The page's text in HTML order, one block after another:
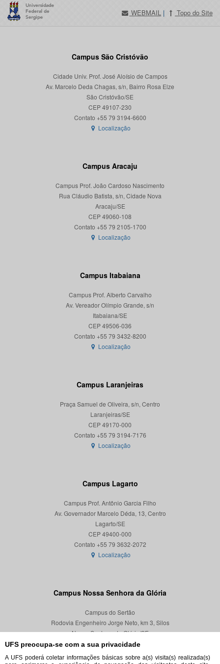
UFS preocupa-se com a sua privacidade
A UFS poderá coletar informações básicas sobre a(s) visita(s) realizada(s)
WEBMAIL | Topo do Site
Campus São Cristóvão
Cidade Univ. Prof. José Aloísio de Campos
Av. Marcelo Deda Chagas, s/n, Bairro Rosa Elze
São Cristóvão/SE
CEP 49107-230
Localização
Campus Aracaju
Campus Prof. João Cardoso Nascimento
Rua Cláudio Batista, s/n, Cidade Nova
Aracaju/SE
CEP 49060-108
Localização
Campus Itabaiana
Campus Prof. Alberto Carvalho
Av. Vereador Olímpio Grande, s/n
Itabaiana/SE
CEP 49506-036
Localização
Campus Laranjeiras
Praça Samuel de Oliveira, s/n, Centro
Laranjeiras/SE
CEP 49170-000
Localização
Campus Lagarto
Campus Prof. Antônio Garcia Filho
Av. Governador Marcelo Déda, 13, Centro
Lagarto/SE
CEP 49400-000
Localização
Campus Nossa Senhora da Glória
Campus do Sertão
Rodovia Engenheiro Jorge Neto, km 3, Silos
Nossa Senhora da Glória/SE
CEP 49680-000